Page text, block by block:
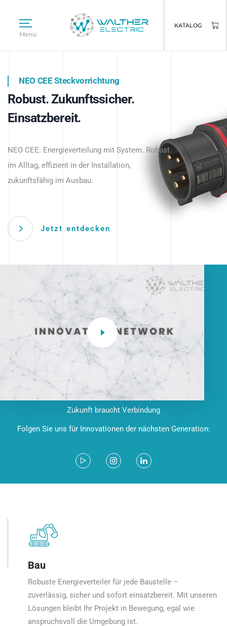
Menü
KATALOG
Intelligente Stromverteilung
beginnt hier.
NEO CEE Steckvorrichtung
Robust. Zukunftssicher.
Einsatzbereit.
NEO CEE: Energieverteilung mit System. Robust
im Alltag, effizient in der Installation,
zukunftsfähig im Ausbau.
Jetzt entdecken
Intelligenz trifft Energie.
Anwendungen – robust, IP-geschützt und
zukunftsfähig.
Zukunft braucht Verbindung
Folgen Sie uns für Innovationen der nächsten Generation:
Bau
Robuste Energieverteiler für jede Baustelle –
zuverlässig, sicher und sofort einsatzbereit. Mit unseren
Lösungen bleibt Ihr Projekt in Bewegung, egal wie
anspruchsvoll die Umgebung ist.